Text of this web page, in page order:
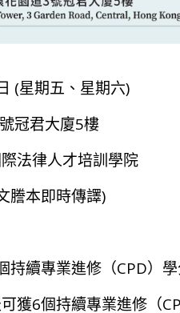
(星期五、星期六)
冠君大廈5樓
法律人才培訓學院
謄本即時傳譯)
持續專業進修（CPD）
獲6個持續專業進修（